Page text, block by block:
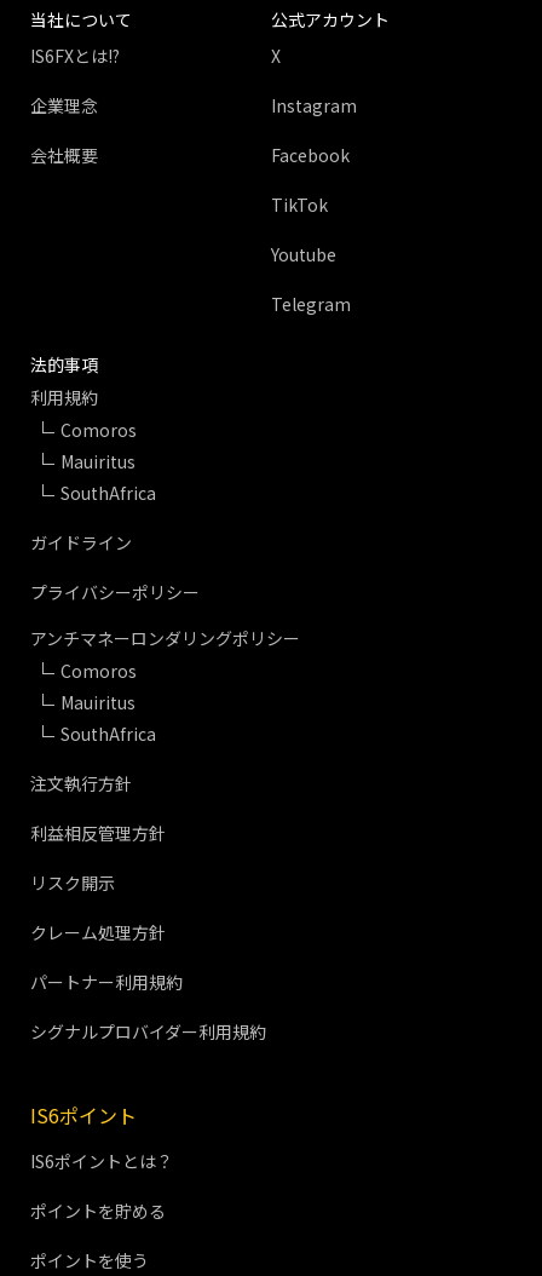
当社について
IS6FXとは!?
企業理念
会社概要
公式アカウント
X
Instagram
Facebook
TikTok
Youtube
Telegram
法的事項
利用規約
Comoros
Mauiritus
SouthAfrica
ガイドライン
プライバシーポリシー
アンチマネーロンダリングポリシー
Comoros
Mauiritus
SouthAfrica
注文執行方針
利益相反管理方針
リスク開示
クレーム処理方針
パートナー利用規約
シグナルプロバイダー利用規約
IS6ポイント
IS6ポイントとは？
ポイントを貯める
ポイントを使う